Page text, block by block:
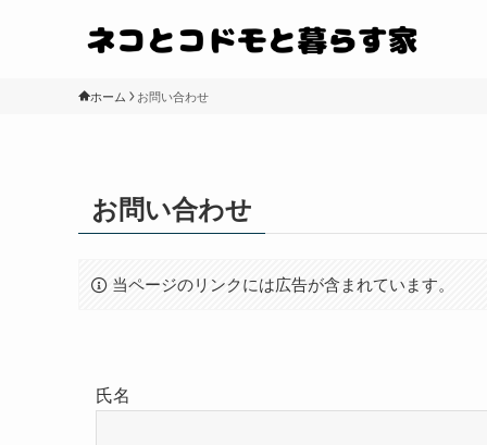
ホーム お問い合わせ
お問い合わせ
当ページのリンクには広告が含まれています。
氏名